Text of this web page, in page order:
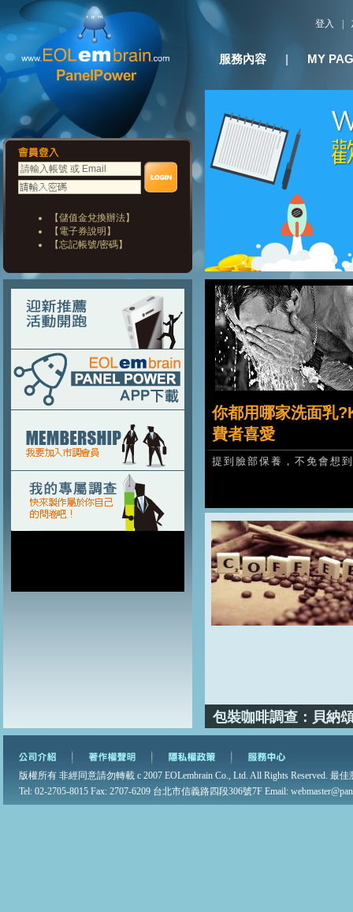
登入
服務內容 | MY
【儲值金兌換辦法】
【電子券說明】
【忘記帳號/密碼】
你都用哪家洗面乳
費者喜愛
提到臉部保養，不免會想
包裝咖啡調查：貝納
版權所有 非經同意請勿轉載 c 2007 EOLembrain Co., Ltd. All Rights Reserved. 最佳
Tel: 02-2705-8015 Fax: 2707-6209 台北市信義路四段306號7F Email: